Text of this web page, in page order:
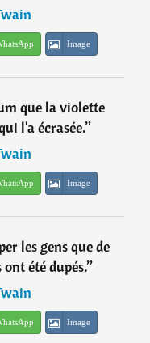
Image
que la violette
l'a écrasée.”
Image
les gens que de
été dupés.”
Image